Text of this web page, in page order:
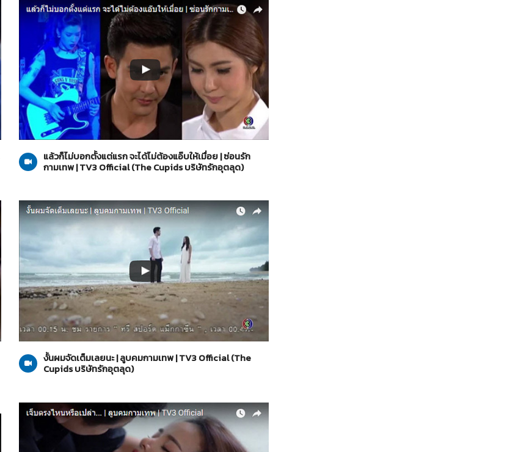
26-05-2560
The Cupids บริษัทรักอุตลุด
แล้วก็ไม่บอกตั้งแต่แรก จะได้ไม่ต้องแอ๊บให้เมื่อย | ซ่อนรัก
กามเทพ | TV3 Official (The Cupids บริษัทรักอุตลุด)
15-05-2560
The Cupids บริษัทรักอุตลุด
งั้นผมจัดเต็มเลยนะ | ลูบคมกามเทพ | TV3 Official (The
Cupids บริษัทรักอุตลุด)